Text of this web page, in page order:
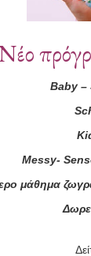
Baby–
Messy-
μάθημα